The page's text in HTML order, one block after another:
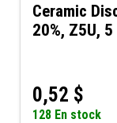
Ceramic
20%, Z5U,
0,52 $
128 En stock